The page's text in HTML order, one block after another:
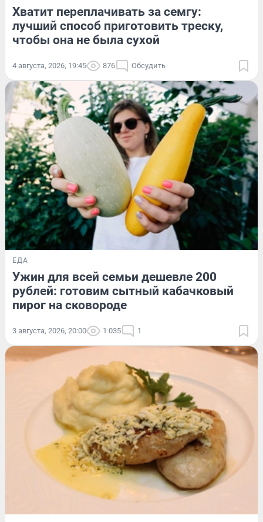
Хватит переплачивать за семгу:
лучший способ приготовить треску,
чтобы она не была сухой
4 августа, 2026, 19:45 876 Обсудить
ЕДА
Ужин для всей семьи дешевле 200
рублей: готовим сытный кабачковый
пирог на сковороде
3 августа, 2026, 20:00 1 035 1